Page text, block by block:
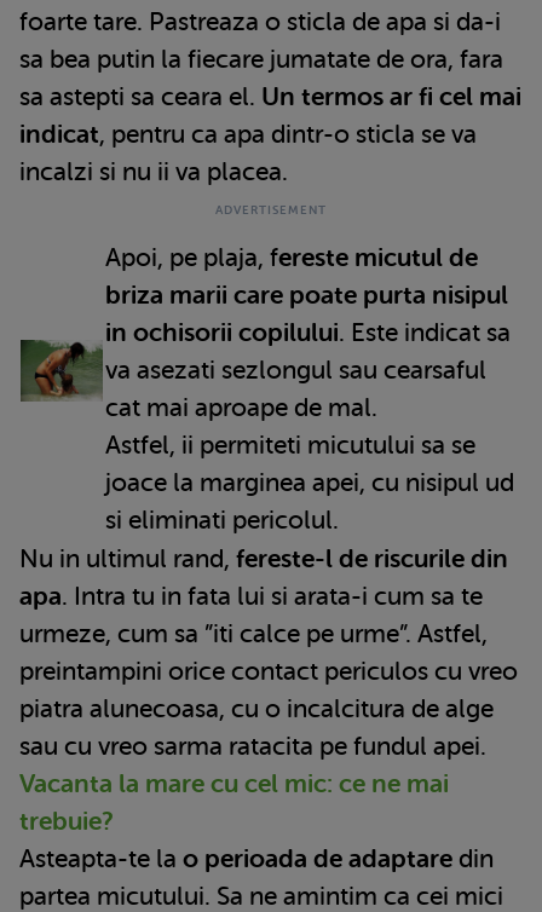
foarte tare. Pastreaza o sticla de apa si da-i
sa bea putin la fiecare jumatate de ora, fara
sa astepti sa ceara el. Un termos ar fi cel mai
indicat, pentru ca apa dintr-o sticla se va
incalzi si nu ii va placea.
Apoi, pe plaja, fereste micutul de
briza marii care poate purta nisipul
in ochisorii copilului. Este indicat sa
va asezati sezlongul sau cearsaful
cat mai aproape de mal.
Astfel, ii permiteti micutului sa se
joace la marginea apei, cu nisipul ud
si eliminati pericolul.
Nu in ultimul rand, fereste-l de riscurile din
apa. Intra tu in fata lui si arata-i cum sa te
urmeze, cum sa ”iti calce pe urme”. Astfel,
preintampini orice contact periculos cu vreo
piatra alunecoasa, cu o incalcitura de alge
sau cu vreo sarma ratacita pe fundul apei.
Vacanta la mare cu cel mic: ce ne mai
trebuie?
Asteapta-te la o perioada de adaptare din
partea micutului. Sa ne amintim ca cei mici